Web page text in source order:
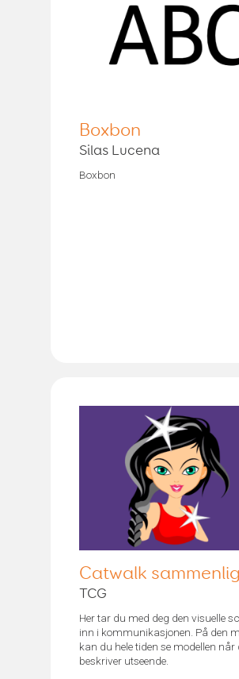
Boxbon
Silas Lucena
Boxbon
Catwalk
TCG
Her tar du med deg den visuelle
inn i kommunikasjonen. På den
kan du hele tiden se modellen når
beskriver utseende.